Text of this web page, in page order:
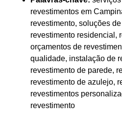
revestimentos em
revestimento, soluções
revestimento residencial,
orçamentos de
qualidade, instalação de
revestimento de parede,
revestimento de azulejo,
revestimentos
revestimento